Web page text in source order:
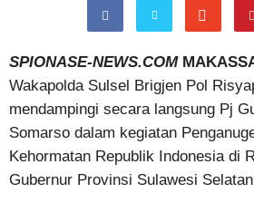
SPIONASE-NEWS.COM
Wakapolda Sulsel Brigjen Pol
mendampingi secara langsung Pj
Somarso dalam kegiatan
Kehormatan Republik Indonesia di
Gubernur Provinsi Sulawesi